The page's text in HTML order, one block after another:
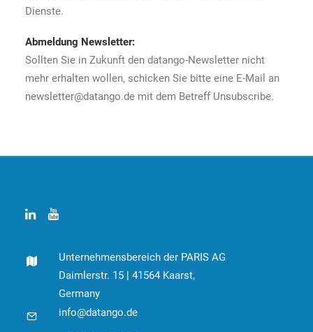
Dienste.
Abmeldung Newsletter:
Sollten Sie in Zukunft den datango-Newsletter nicht
mehr erhalten wollen, schicken Sie bitte eine E-Mail an
newsletter@datango.de mit dem Betreff Unsubscribe.
Unternehmensbereich der PARIS AG
Daimlerstr. 15 | 41564 Kaarst,
Germany
info@datango.de